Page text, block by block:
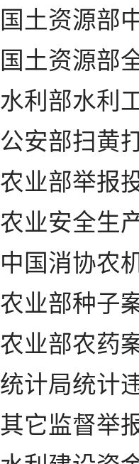
国土资源部
国土资源部
水利部水利
公安部扫黄
农业部举报
农业安全生
中国消协农
农业部种子
农业部农药
统计局统计
其它监督举